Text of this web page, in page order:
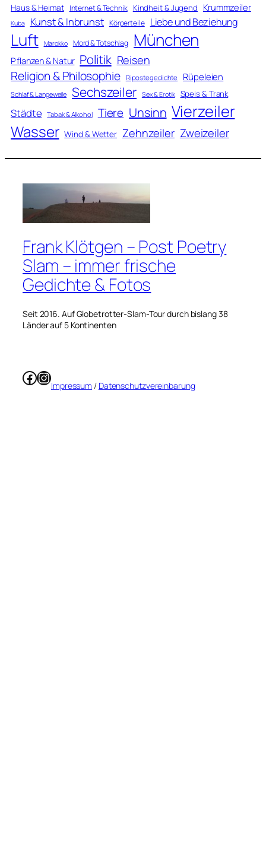
Haus & Heimat Internet & Technik Kindheit & Jugend Krummzeiler
Kuba Kunst & Inbrunst Körperteile Liebe und Beziehung
Luft Marokko Mord & Totschlag München
Pflanzen & Natur Politik Reisen
Religion & Philosophie Ripostegedichte Rüpeleien
Schlaf & Langeweile Sechszeiler Sex & Erotik Speis & Trank
Städte Tabak & Alkohol Tiere Unsinn Vierzeiler
Wasser Wind & Wetter Zehnzeiler Zweizeiler
Frank Klötgen – Post Poetry
Slam – immer frische
Gedichte & Fotos
Seit 2016. Auf Globetrotter-Slam-Tour durch bislang 38
Länder auf 5 Kontinenten
Facebook
Instagram
Impressum / Datenschutzvereinbarung